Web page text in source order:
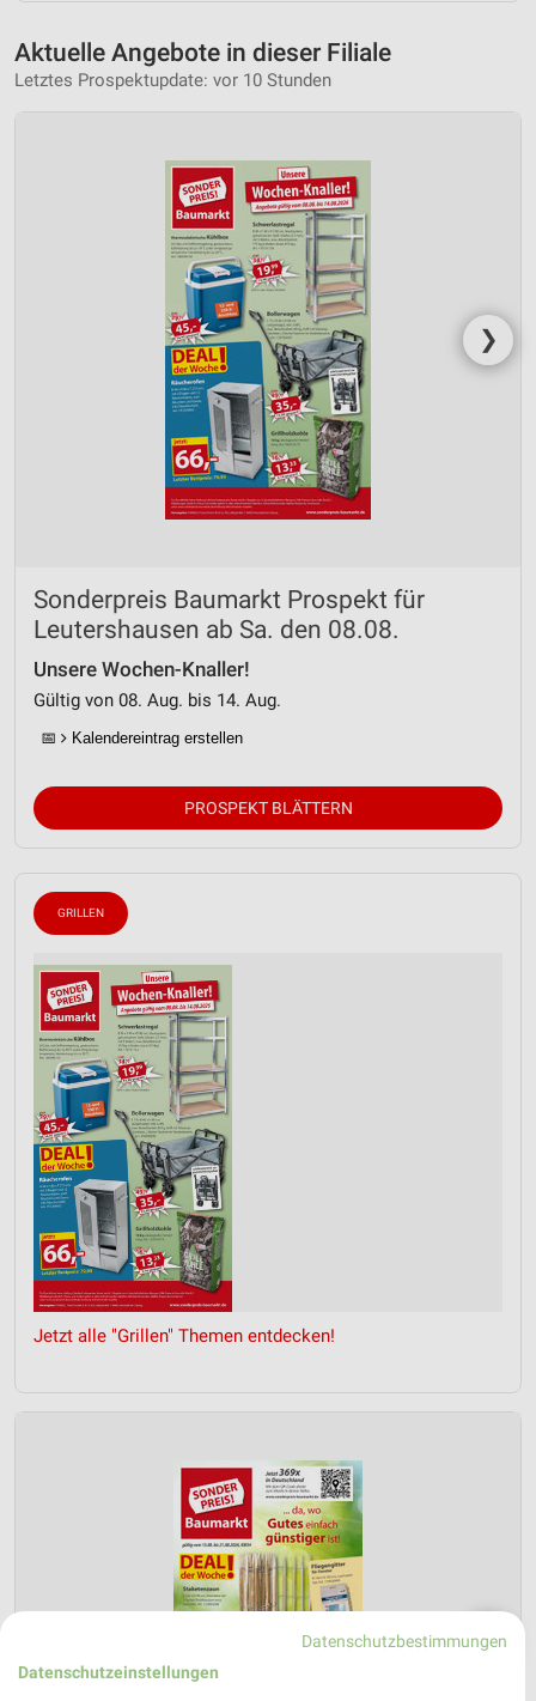
Aktuelle Angebote in dieser Filiale
Letztes Prospektupdate: vor 10 Stunden
❯
Sonderpreis Baumarkt Prospekt für
Leutershausen ab Sa. den 08.08.
Unsere Wochen-Knaller!
Gültig von 08. Aug. bis 14. Aug.
📅 Kalendereintrag erstellen
PROSPEKT BLÄTTERN
GRILLEN
Jetzt alle "Grillen" Themen entdecken!
❯
Datenschutzbestimmungen
Datenschutzeinstellungen